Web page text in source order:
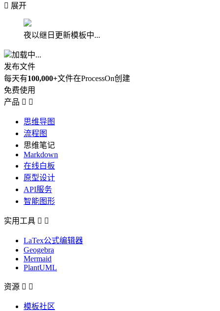
 展开
夜以继日更新模板中...
加载中...
发布文件
每天有100,000+文件在ProcessOn创建
免费使用
产品  
思维导图
流程图
思维笔记
Markdown
在线白板
原型设计
API服务
智能图形
实用工具  
LaTex公式编辑器
Geogebra
Mermaid
PlantUML
资源  
模板社区